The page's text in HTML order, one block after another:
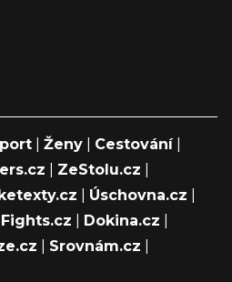
Ženy Cestování|
ZeStolu.cz
Úschovna.cz
Fights.cz Dokina.cz
Srovnám.cz